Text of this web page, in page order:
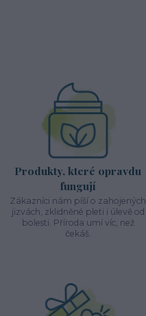
Produkty, které opravdu
fungují
Zákazníci nám píší o zahojených
jizvách, zklidněné pleti i úlevě od
bolesti. Příroda umí víc, než
čekáš.